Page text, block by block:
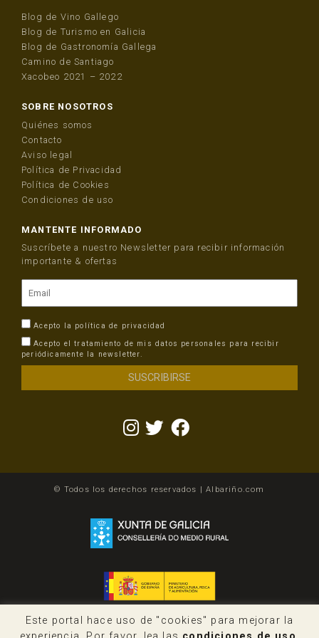
Blog de Vino Gallego
Blog de Turismo en Galicia
Blog de Gastronomía Gallega
Camino de Santiago
Xacobeo 2021 – 2022
SOBRE NOSOTROS
Quiénes somos
Contacto
Aviso legal
Política de Privacidad
Política de Cookies
Condiciones de uso
MANTENTE INFORMADO
Suscríbete a nuestro Newsletter para recibir información
importante & ofertas
Acepto la política de privacidad
Acepto el tratamiento de mis datos personales para recibir
periódicamente la newsletter.
© Todos los derechos reservados | Albariño.com
Este portal hace uso de "cookies" para mejorar la